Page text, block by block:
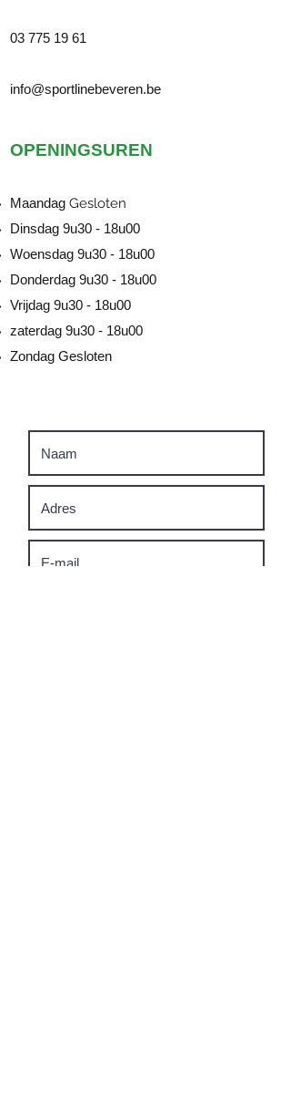
03 775 19 61
info@sportlinebeveren.be
OPENINGSUREN
Maandag Gesloten
Dinsdag 9u30 - 18u00
Woensdag 9u30 - 18u00
Donderdag 9u30 - 18u00
Vrijdag 9u30 - 18u00
zaterdag 9u30 - 18u00
Zondag Gesloten